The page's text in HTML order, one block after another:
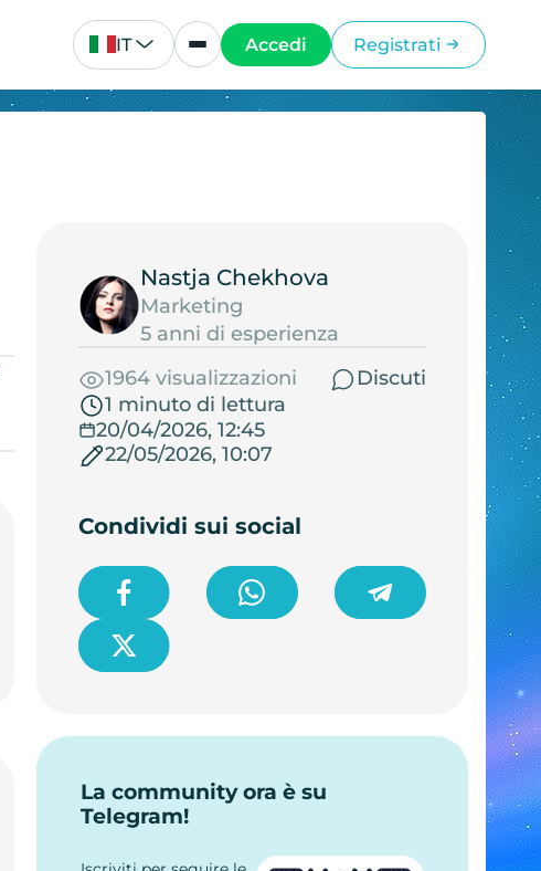
IT Accedi Registrati
Nastja Chekhova
Marketing
5 anni di esperienza
1964 visualizzazioni
Discuti
1 minuto di lettura
20/04/2026, 12:45
22/05/2026, 10:07
Condividi sui social
La community ora è su
Telegram!